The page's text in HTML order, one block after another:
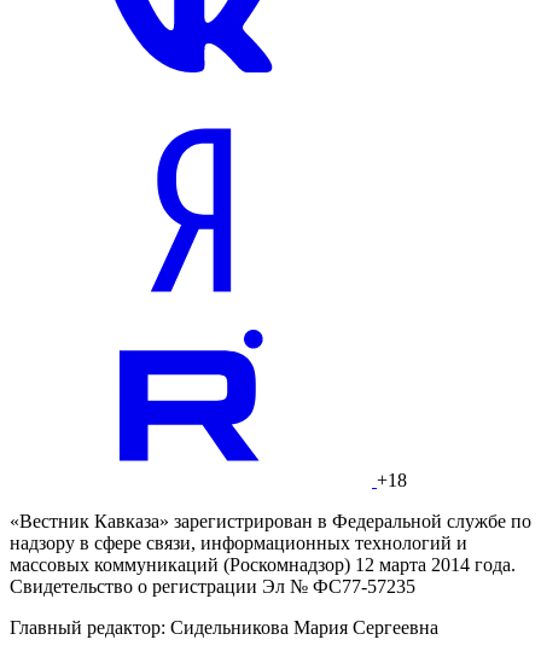
+18
«Вестник Кавказа» зарегистрирован в Федеральной службе по
надзору в сфере связи, информационных технологий и
массовых коммуникаций (Роскомнадзор) 12 марта 2014 года.
Свидетельство о регистрации Эл № ФС77-57235
Главный редактор: Сидельникова Мария Сергеевна